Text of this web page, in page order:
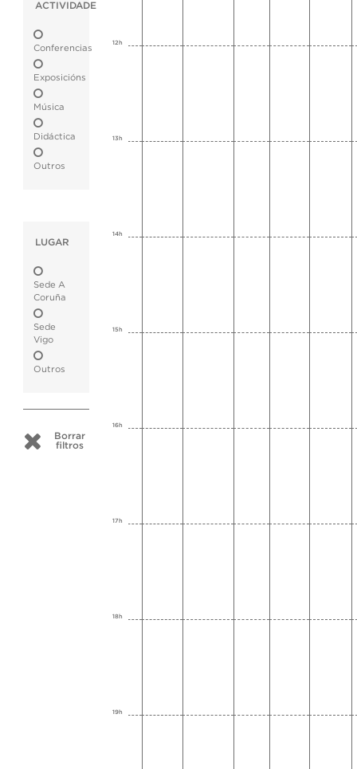
ACTIVIDADE
Conferencias
Exposicións
Música
Didáctica
Outros
LUGAR
Sede A
Coruña
Sede
Vigo
Outros
Borrar
filtros
12h
13h
14h
15h
16h
17h
18h
19h